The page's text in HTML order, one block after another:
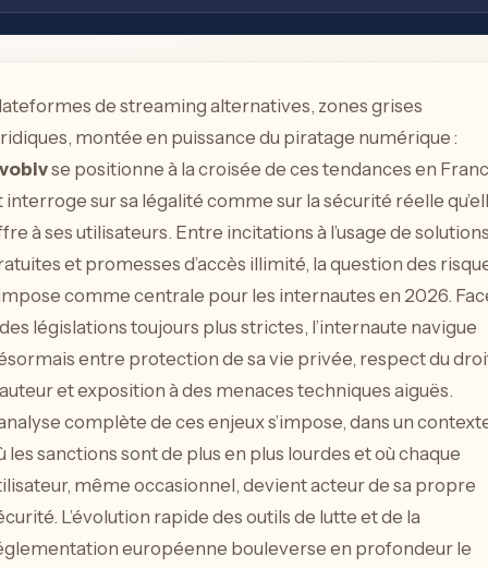
de streaming alternatives, zones grises
montée en puissance du piratage numérique :
se positionne à la croisée de ces tendances en
interroge sur sa légalité comme sur la sécurité réelle
à ses utilisateurs. Entre incitations à l’usage de
et promesses d’accès illimité, la question des
comme centrale pour les internautes en 2026.
législations toujours plus strictes, l’internaute navigue
entre protection de sa vie privée, respect du
et exposition à des menaces techniques aiguës.
complète de ces enjeux s’impose, dans un
les sanctions sont de plus en plus lourdes et où chaque
même occasionnel, devient acteur de sa propre
L’évolution rapide des outils de lutte et de la
européenne bouleverse en profondeur le